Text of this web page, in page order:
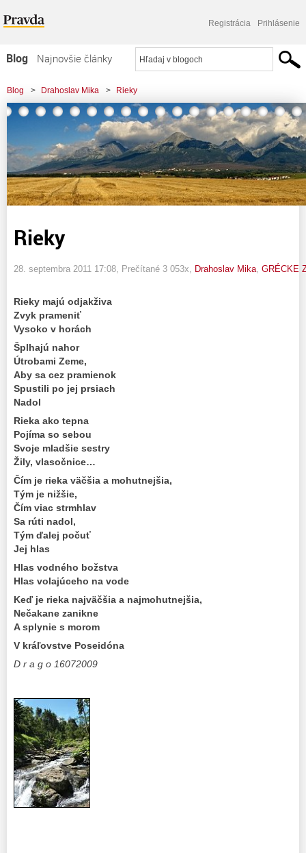
Registrácia Prihlásenie
Blog
Najnovšie články
Najčítanejšie články
Najkomentovanejšie články
Zoznam blogov
Komerčné blogy
Blog > Drahoslav Mika > Rieky
Rieky
28. septembra 2011 17:08 , Prečítané 3 053x, Drahoslav Mika GRÉCKE
Rieky majú odjakživa
Zvyk prameniť
Vysoko v horách
Šplhajú nahor
Útrobami Zeme,
Aby sa cez pramienok
Spustili po jej prsiach
Nadol
Rieka ako tepna
Pojíma so sebou
Svoje mladšie sestry
Žily, vlasočnice…
Čím je rieka väčšia a mohutnejšia,
Tým je nižšie,
Čím viac strmhlav
Sa rúti nadol,
Tým ďalej počuť
Jej hlas
Hlas vodného božstva
Hlas volajúceho na vode
Keď je rieka najväčšia a najmohutnejšia,
Nečakane zanikne
A splynie s morom
V kráľovstve Poseidóna
D r a g o 16072009